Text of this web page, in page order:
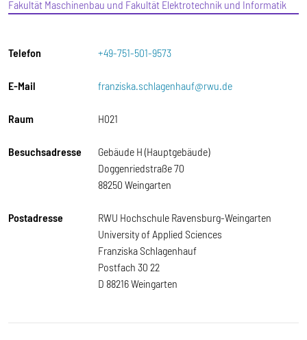
Fakultät Maschinenbau und Fakultät Elektrotechnik und Informatik
Telefon +49-751-501-9573
E-Mail franziska.schlagenhauf@rwu.de
Raum H021
Besuchsadresse
Gebäude H (Hauptgebäude)
Doggenriedstraße 70
88250 Weingarten
Postadresse
RWU Hochschule Ravensburg-Weingarten
University of Applied Sciences
Franziska Schlagenhauf
Postfach 30 22
D 88216 Weingarten